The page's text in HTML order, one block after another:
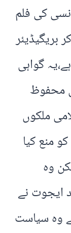
کی فلم
بریگیڈیئر
گواہی
محفوظ
ملکوں
منع کیا
وہ
ایجوت نے
وہ سیاست